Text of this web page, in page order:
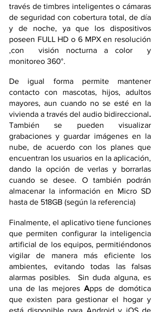
través de timbres inteligentes o cámaras
de seguridad con cobertura total, de día
y de noche, ya que los dispositivos
poseen FULL HD o 6 MPX en resolución
,con  visión nocturna a color  y
monitoreo 360°.
De igual forma permite mantener
contacto con mascotas, hijos, adultos
mayores, aun cuando no se esté en la
vivienda a través del audio bidireccional
También
se pueden visualizar
grabaciones y guardar imágenes en la
nube, de acuerdo con los planes que
encuentran los usuarios en la aplicación,
dando la opción de verlas y borrarlas
cuando se desee. O también podrán
almacenar la información en Micro SD
hasta de 518GB (según la referencia)
Finalmente, el aplicativo tiene funciones
que permiten configurar la inteligencia
artificial de los equipos, permitiéndonos
vigilar de manera más eficiente los
ambientes, evitando todas las falsas
alarmas posibles.  Sin duda alguna, es
una de las mejores Apps de domótica
que existen para gestionar el hogar y
está disponible para Android y iOS de